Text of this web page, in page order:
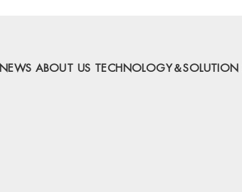
NEWS ABOUT US TECHNOLOGY＆SOLUTION